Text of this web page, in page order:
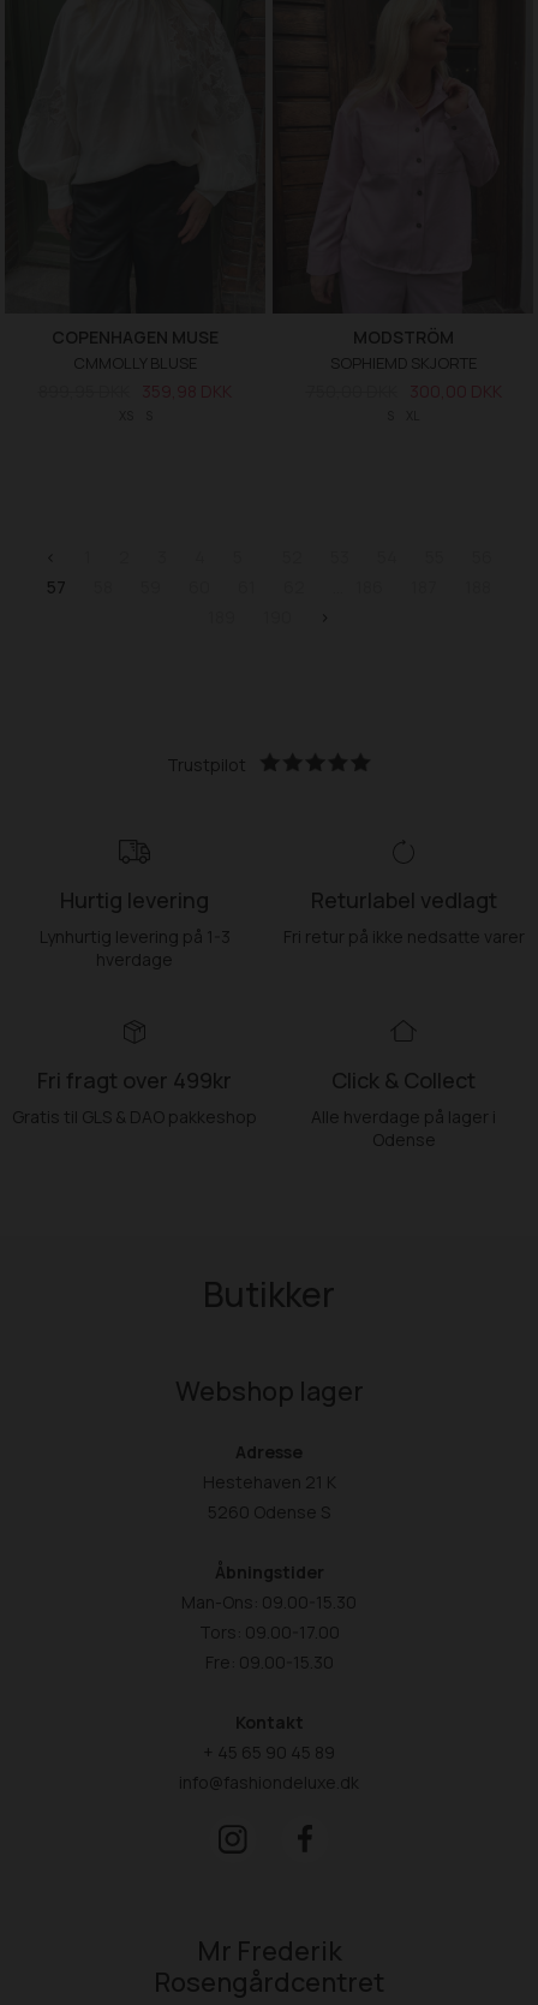
COPENHAGEN MUSE
CMMOLLY BLUSE
MODSTRÖM
SOPHIEMD SKJORTE
57
Trustpilot
Hurtig levering
Lynhurtig levering på 1-3
hverdage
Returlabel vedlagt
Fri retur på ikke nedsatte varer
Fri fragt over 499kr
Gratis til GLS & DAO pakkeshop
Click & Collect
Alle hverdage på lager i
Odense
Butikker
Webshop lager
Adresse
Hestehaven 21 K
5260 Odense S
Åbningstider
Man-Ons: 09.00-15.30
Tors: 09.00-17.00
Fre: 09.00-15.30
Kontakt
+ 45 65 90 45 89
info@fashiondeluxe.dk
Mr Frederik
Rosengårdcentret